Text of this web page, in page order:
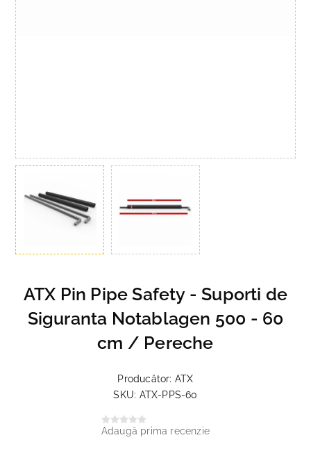
ATX Pin Pipe Safety - Suporti de
Siguranta Notablagen 500 - 60
cm / Pereche
Producător: ATX
SKU: ATX-PPS-60
Adaugă prima recenzie